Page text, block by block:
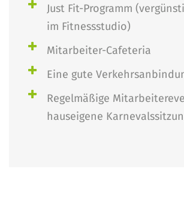
Just Fit-Programm
im Fitnessstudio)
Mitarbeiter-Cafeteria
Eine gute
Regelmäßige
hauseigene